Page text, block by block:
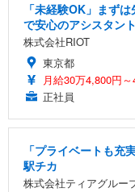
「未経験OK」まず
で安心のアシスタン
株式会社RIOT
東京都
月給30万4,800円
正社員
「プライベートも充
駅チカ
株式会社ティアグルー